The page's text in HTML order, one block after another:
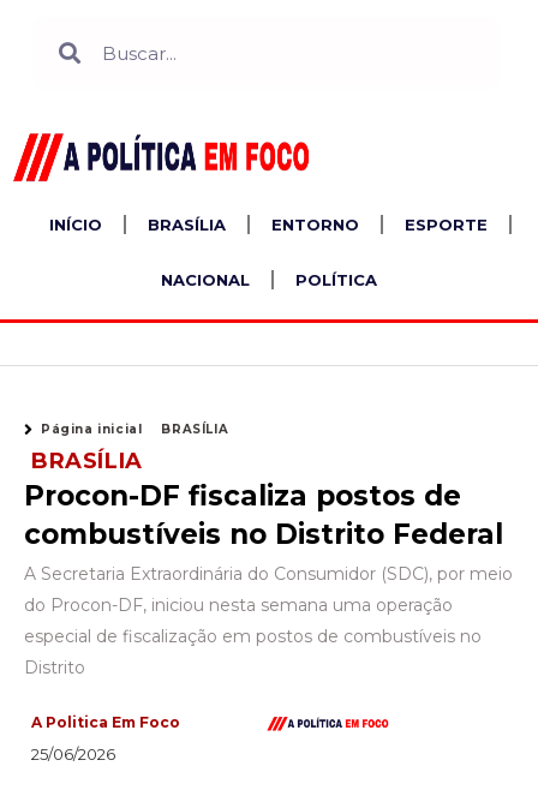
INÍCIO BRASÍLIA ENTORNO ESPORTE
NACIONAL POLÍTICA
Página inicial BRASÍLIA
BRASÍLIA
Procon-DF fiscaliza postos de
combustíveis no Distrito Federal
A Secretaria Extraordinária do Consumidor (SDC), por meio
do Procon-DF, iniciou nesta semana uma operação
especial de fiscalização em postos de combustíveis no
Distrito
A Politica Em Foco
25/06/2026